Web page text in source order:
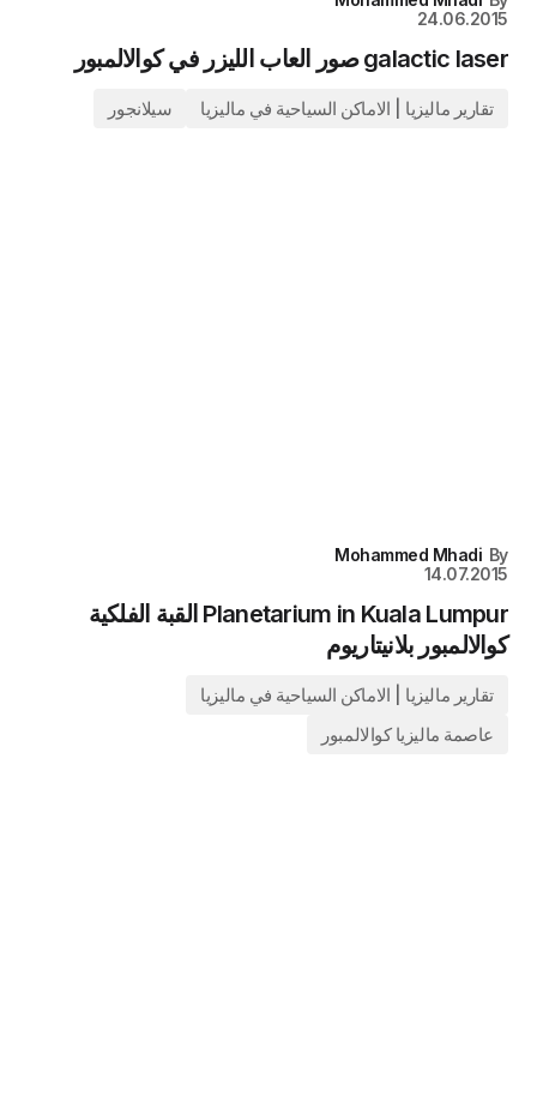
24.06.2015
galactic laser صور العاب الليزر في كوالالمبور
تقارير ماليزيا | الاماكن السياحية في ماليزيا سيلانجور
By
Mohammed Mhadi
14.07.2015
Planetarium in Kuala Lumpur القبة الفلكية
كوالالمبور بلانيتاريوم
تقارير ماليزيا | الاماكن السياحية في ماليزيا
عاصمة ماليزيا كوالالمبور